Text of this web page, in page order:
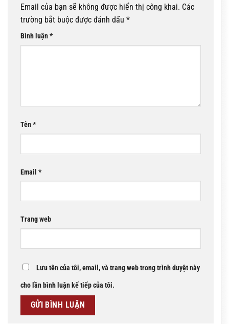
Email của bạn sẽ không được hiển thị công khai. Các
trường bắt buộc được đánh dấu *
Bình luận*
Tên*
Email *
Trang web
Lưu tên của tôi, email, và trang web trong trình duyệt này
cho lần bình luận kế tiếp của tôi.